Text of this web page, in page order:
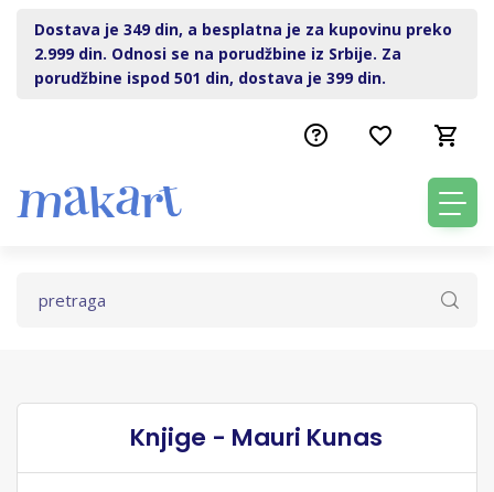
Dostava je 349 din, a besplatna je za kupovinu preko
2.999 din. Odnosi se na porudžbine iz Srbije. Za
porudžbine ispod 501 din, dostava je 399 din.
Knjige - Mauri Kunas